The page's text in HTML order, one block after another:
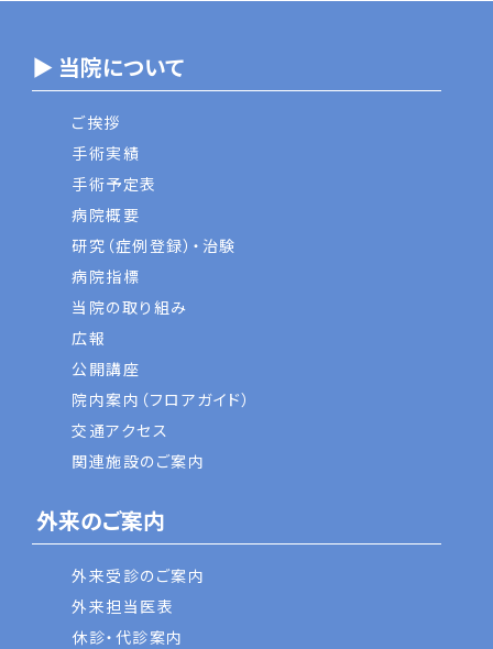
▶ 当院について
ご挨拶
手術実績
手術予定表
病院概要
研究（症例登録）・治験
病院指標
当院の取り組み
広報
公開講座
院内案内（フロアガイド）
交通アクセス
関連施設のご案内
外来のご案内
外来受診のご案内
外来担当医表
休診・代診案内